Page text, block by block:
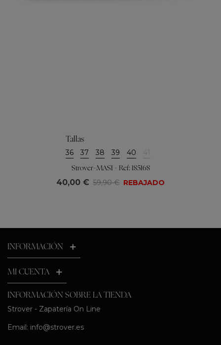
Tallas
36 37 38 39 40 41
Strover-MASI - Ref: 185168
40,00 € 59,90 € REBAJADO
INFORMACIÓN
MI CUENTA
INFORMACIÓN SOBRE LA TIENDA
Strover - Zapatería On Line
Email: info@strover.es